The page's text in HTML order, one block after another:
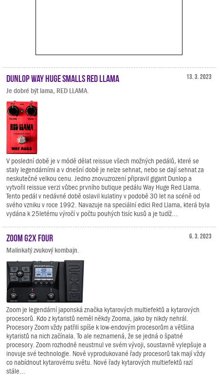
13. 3. 2023
Dunlop Way Huge Smalls Red Llama
Je dobré být lama, RED LLAMA.
V poslední době je v módě dělat reissue všech možných pedálů, které se
staly legendárními a v dnešní době je nelze sehnat, nebo se dají sehnat za
neskutečné velkou cenu. Jedno znovuzrození připravil gigant Dunlop a
vytvořil reissue verzi vůbec prvního butique pedálu Way Huge Red Llama.
Tento pedál v nedávné době oslavil kulatiny v podobě 30 let na scéně od
svého vzniku v roce 1992. Navazuje na speciální edici Red Llama, která byla
vydána k 25letému výročí v počtu pouhých tisíc kusů a je tudíž...
6. 3. 2023
Zoom G2X FOUR
Malinkatý zvukový kombajn.
Zoom je legendární japonská značka kytarových multiefektů a kytarových
procesorů. Kdo z kytaristů neměl někdy Zooma, jako by nikdy nehrál.
Procesory Zoom vždy patřili spíše k low-endovým procesorům a většina
kytaristů na nich začínala. To ale neznamená, že se jedná o špatné
procesory. Zoom rozhodně neustrnul ve svém vývoji, soustavně vylepšuje a
inovuje své technologie. Nově vyprodukované řady procesorů tak mají vždy
co nabídnout kytarovému světu. Nové řady kytarových multiefektů razí
stále...